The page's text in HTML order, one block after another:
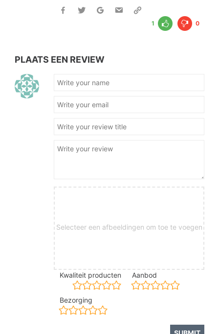
1 0
PLAATS EEN REVIEW
Selecteer een afbeeldingen om toe te voegen
Kwaliteit producten Aanbod
Bezorging